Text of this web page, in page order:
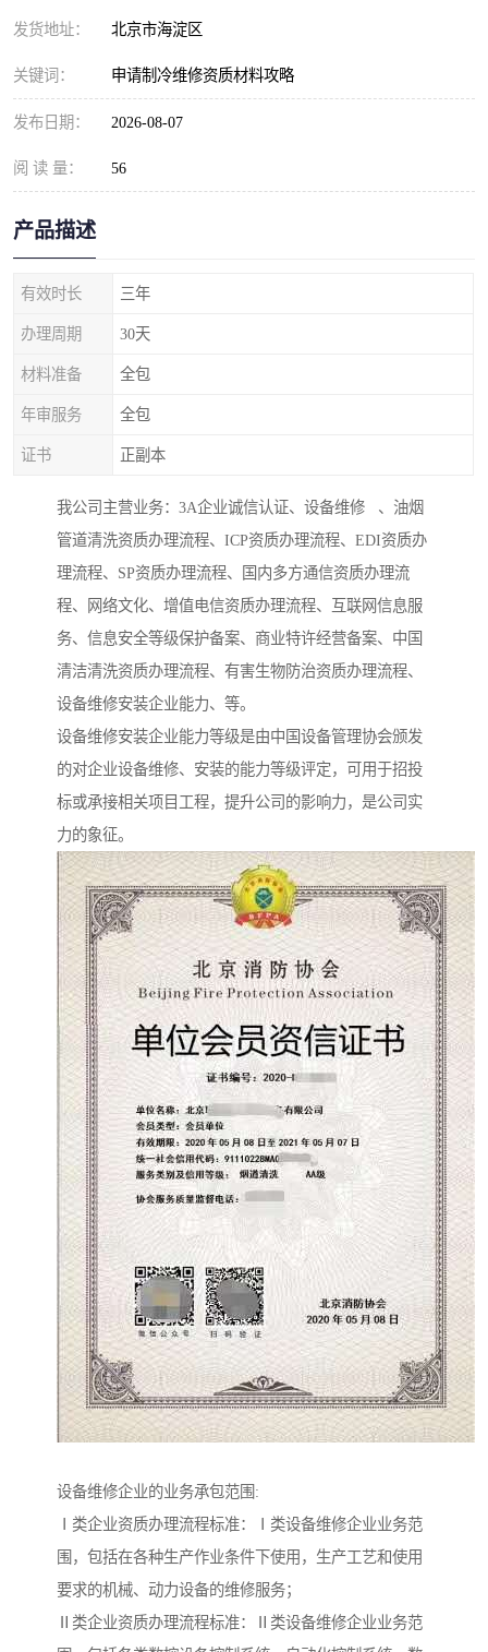
发货地址： 北京市海淀区
关键词： 申请制冷维修资质材料攻略
发布日期： 2026-08-07
阅 读 量： 56
产品描述
有效时长 三年
办理周期 30天
材料准备 全包
年审服务 全包
证书 正副本
我公司主营业务：3A企业诚信认证、设备维修 、油烟
管道清洗资质办理流程、ICP资质办理流程、EDI资质办
理流程、SP资质办理流程、国内多方通信资质办理流
程、网络文化、增值电信资质办理流程、互联网信息服
务、信息安全等级保护备案、商业特许经营备案、中国
清洁清洗资质办理流程、有害生物防治资质办理流程、
设备维修安装企业能力、等。
设备维修安装企业能力等级是由中国设备管理协会颁发
的对企业设备维修、安装的能力等级评定，可用于招投
标或承接相关项目工程，提升公司的影响力，是公司实
力的象征。
设备维修企业的业务承包范围:
Ⅰ类企业资质办理流程标准：Ⅰ类设备维修企业业务范
围，包括在各种生产作业条件下使用，生产工艺和使用
要求的机械、动力设备的维修服务；
Ⅱ类企业资质办理流程标准：Ⅱ类设备维修企业业务范